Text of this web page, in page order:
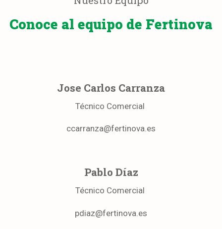
Conoce al equipo de Fertinova
Jose Carlos Carranza
Técnico Comercial
ccarranza@fertinova.es
Pablo Díaz
Técnico Comercial
pdiaz@fertinova.es